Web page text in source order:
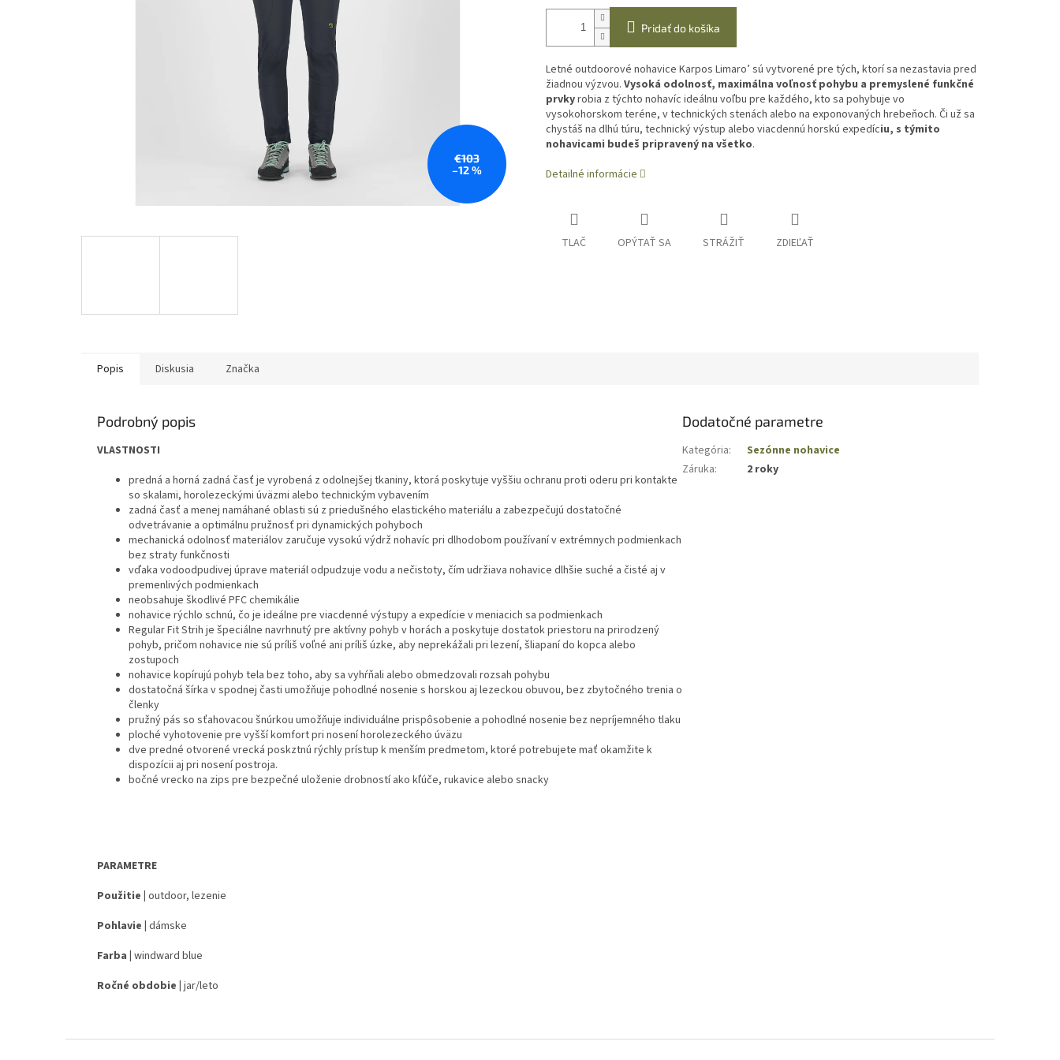
€103
–12 %
Pridať do košíka
Letné outdoorové nohavice Karpos Limaro’ sú vytvorené pre tých, ktorí sa nezastavia pred
žiadnou výzvou. Vysoká odolnosť, maximálna voľnosť pohybu a premyslené funkčné
prvkyrobia z týchto nohavíc ideálnu voľbu pre každého, kto sa pohybuje vo
vysokohorskom teréne, v technických stenách alebo na exponovaných hrebeňoch. Či už sa
chystáš na dlhú túru, technický výstup alebo viacdennú horskú expedíciu, s týmito
nohavicami budeš pripravený na všetko.
Detailné informácie
TLAČ OPÝTAŤ SA STRÁŽIŤ ZDIEĽAŤ
Popis Diskusia Značka
Podrobný popis
VLASTNOSTI
predná a horná zadná časť je vyrobená z odolnejšej tkaniny, ktorá poskytuje vyššiu ochranu proti oderu pri kontakte
so skalami, horolezeckými úväzmi alebo technickým vybavením
zadná časť a menej namáhané oblasti sú z priedušného elastického materiálu a zabezpečujú dostatočné
odvetrávanie a optimálnu pružnosť pri dynamických pohyboch
mechanická odolnosť materiálov zaručuje vysokú výdrž nohavíc pri dlhodobom používaní v extrémnych podmienkach
bez straty funkčnosti
vďaka vodoodpudivej úprave materiálodpudzuje vodu a nečistoty, čím udržiava nohavice dlhšie suché a čisté aj v
premenlivých podmienkach
neobsahuje škodlivé PFC chemikálie
nohavice rýchlo schnú, čo je ideálne pre viacdenné výstupy a expedície v meniacich sa podmienkach
Regular Fit Strih je špeciálne navrhnutý pre aktívny pohyb v horách a poskytuje dostatok priestoru na prirodzený
pohyb, pričom nohavice nie sú príliš voľné ani príliš úzke, aby neprekážali pri lezení, šliapaní do kopca alebo
zostupoch
nohavice kopírujú pohyb tela bez toho, aby sa vyhŕňali alebo obmedzovali rozsah pohybu
dostatočná šírka v spodnej časti umožňuje pohodlné nosenie s horskou aj lezeckou obuvou, bez zbytočného trenia o
členky
pružný pás so sťahovacou šnúrkou umožňuje individuálne prispôsobenie a pohodlné nosenie bez nepríjemného tlaku
ploché vyhotovenie pre vyšší komfort pri nosení horolezeckého úväzu
dve predné otvorené vrecká poskztnú rýchly prístup k menším predmetom, ktoré potrebujete mať okamžite k
dispozícii aj pri nosení postroja.
bočné vrecko na zips pre bezpečné uloženie drobností ako kľúče, rukavice alebo snacky
PARAMETRE
Použitie | outdoor, lezenie
Pohlavie | dámske
Farba | windward blue
Ročné obdobie | jar/leto
Dodatočné parametre
Kategória:
Sezónne nohavice
Záruka: 2 roky